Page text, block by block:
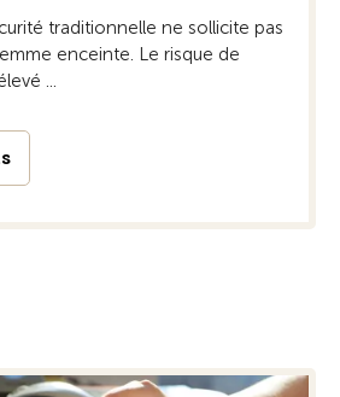
traditionnelle ne sollicite pas
enceinte. Le risque de
...